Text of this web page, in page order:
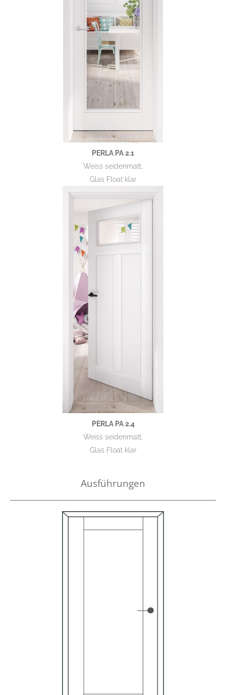
PERLA PA 2.1
Weiss seidenmatt,
Glas Float klar
PERLA PA 2.4
Weiss seidenmatt,
Glas Float klar
Ausführungen